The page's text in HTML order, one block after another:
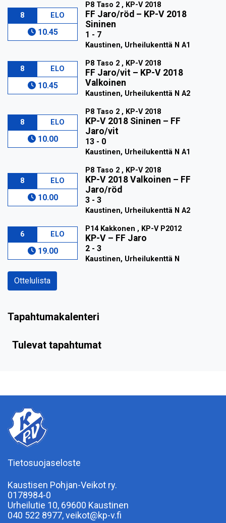
8 ELO
10.45
P8 Taso 2 , KP-V 2018
FF Jaro/röd – KP-V 2018
Sininen
1 - 7
Kaustinen, Urheilukenttä N A1
8 ELO
10.45
P8 Taso 2 , KP-V 2018
FF Jaro/vit – KP-V 2018
Valkoinen
Kaustinen, Urheilukenttä N A2
8 ELO
10.00
P8 Taso 2 , KP-V 2018
KP-V 2018 Sininen – FF
Jaro/vit
13 - 0
Kaustinen, Urheilukenttä N A1
8 ELO
10.00
P8 Taso 2 , KP-V 2018
KP-V 2018 Valkoinen – FF
Jaro/röd
3 - 3
Kaustinen, Urheilukenttä N A2
6 ELO
19.00
P14 Kakkonen , KP-V P2012
KP-V – FF Jaro
2 - 3
Kaustinen, Urheilukenttä N
Ottelulista
Tapahtumakalenteri
Tulevat tapahtumat
Tietosuojaseloste
Kaustisen Pohjan-Veikot ry.
0178984-0
Urheilutie 10, 69600 Kaustinen
040 522 8977, veikot@kp-v.fi